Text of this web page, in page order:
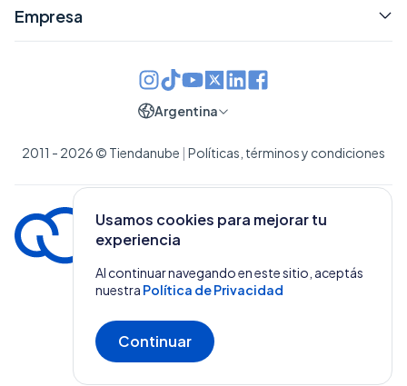
Usamos cookies para mejorar tu
experiencia
Al continuar navegando en este sitio, aceptás
nuestra Política de Privacidad
Continuar
Empresa
2011 - 2026 © Tiendanube | Políticas, términos y condiciones
Argentina